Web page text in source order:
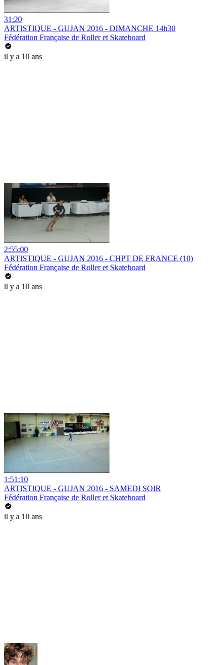
31:20
ARTISTIQUE - GUJAN 2016 - DIMANCHE 14h30
Fédération Française de Roller et Skateboard
il y a 10 ans
2:55:00
ARTISTIQUE - GUJAN 2016 - CHPT DE FRANCE (10)
Fédération Française de Roller et Skateboard
il y a 10 ans
1:51:10
ARTISTIQUE - GUJAN 2016 - SAMEDI SOIR
Fédération Française de Roller et Skateboard
il y a 10 ans